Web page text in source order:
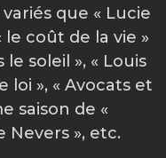
que « Lucie
le coût de la vie »
le soleil », « Louis
loi », « Avocats et
saison de «
Nevers », etc.